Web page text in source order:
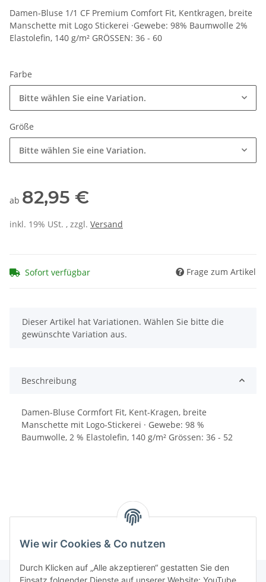
Damen-Bluse 1/1 CF Premium Comfort Fit, Kentkragen, breite
Manschette mit Logo Stickerei ·Gewebe: 98% Baumwolle 2%
Elastolefin, 140 g/m² GRÖSSEN: 36 - 60
Farbe
Bitte wählen Sie eine Variation.
Größe
Bitte wählen Sie eine Variation.
ab 82,95 €
inkl. 19% USt. , zzgl. Versand
Sofort verfügbar Frage zum Artikel
x
Dieser Artikel hat Variationen. Wählen Sie bitte die
gewünschte Variation aus.
Beschreibung
Damen-Bluse Cormfort Fit, Kent-Kragen, breite
Manschette mit Logo-Stickerei · Gewebe: 98 %
Baumwolle, 2 % Elastolefin, 140 g/m² Grössen: 36 - 52
Wie wir Cookies & Co nutzen
Durch Klicken auf „Alle akzeptieren“ gestatten Sie den